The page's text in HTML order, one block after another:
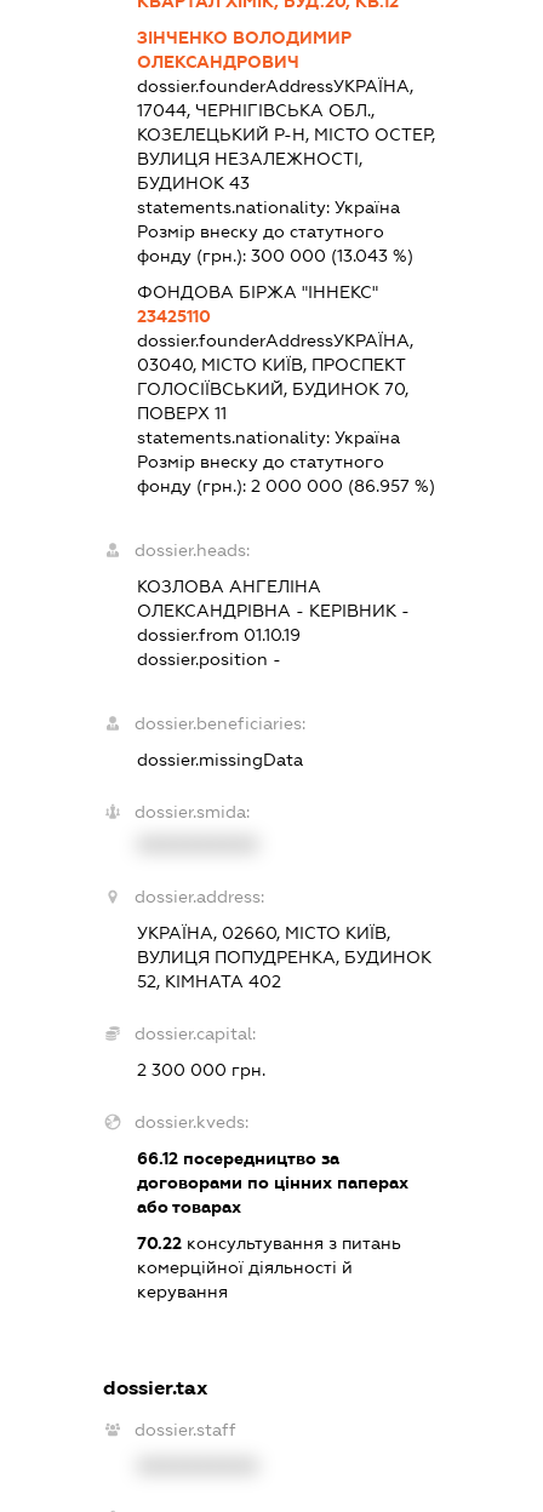
ЗІНЧЕНКО ВОЛОДИМИР
ОЛЕКСАНДРОВИЧ
dossier.founderAddressУКРАЇНА,
17044, ЧЕРНІГІВСЬКА ОБЛ.,
КОЗЕЛЕЦЬКИЙ Р-Н, МІСТО ОСТЕР,
ВУЛИЦЯ НЕЗАЛЕЖНОСТІ,
БУДИНОК 43
statements.nationality:Україна
Розмір внеску до статутного
фонду (грн.):300 000 (13.043 %)
ФОНДОВА БІРЖА "ІННЕКС"
23425110
dossier.founderAddressУКРАЇНА,
03040, МІСТО КИЇВ, ПРОСПЕКТ
ГОЛОСІЇВСЬКИЙ, БУДИНОК 70,
ПОВЕРХ 11
statements.nationality:Україна
Розмір внеску до статутного
фонду (грн.):2 000 000 (86.957 %)
dossier.heads:
КОЗЛОВА АНГЕЛІНА
ОЛЕКСАНДРІВНА - КЕРІВНИК -
dossier.from 01.10.19
dossier.position -
dossier.beneficiaries:
dossier.missingData
dossier.smida:
dossier.address:
УКРАЇНА, 02660, МІСТО КИЇВ,
ВУЛИЦЯ ПОПУДРЕНКА, БУДИНОК
52, КІМНАТА 402
dossier.capital:
2 300 000 грн.
dossier.kveds:
66.12 посередництво за
договорами по цінних паперах
або товарах
70.22 консультування з питань
комерційної діяльності й
керування
dossier.tax
dossier.staff